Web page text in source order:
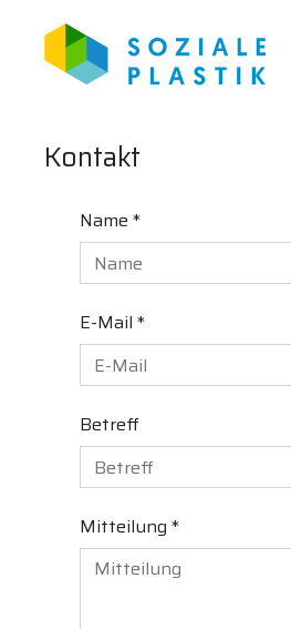
Kontakt
Name *
E-Mail *
Betreff
Mitteilung *